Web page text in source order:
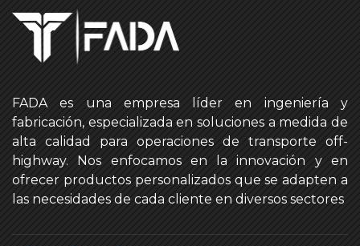
FADA es una empresa líder en ingeniería y
fabricación, especializada en soluciones a medida de
alta calidad para operaciones de transporte off-
highway. Nos enfocamos en la innovación y en
ofrecer productos personalizados que se adapten a
las necesidades de cada cliente en diversos sectores